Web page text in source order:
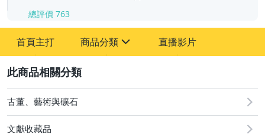
總評價 763
首頁主打 商品分類
古董、藝術與礦石
玩具、模型與公仔
直播影片
古董、藝術與礦石
文獻收藏品